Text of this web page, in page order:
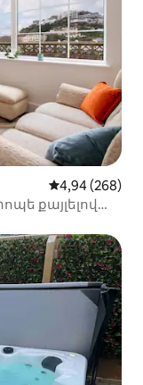
Միջին
4,94 (268)
քայլելով